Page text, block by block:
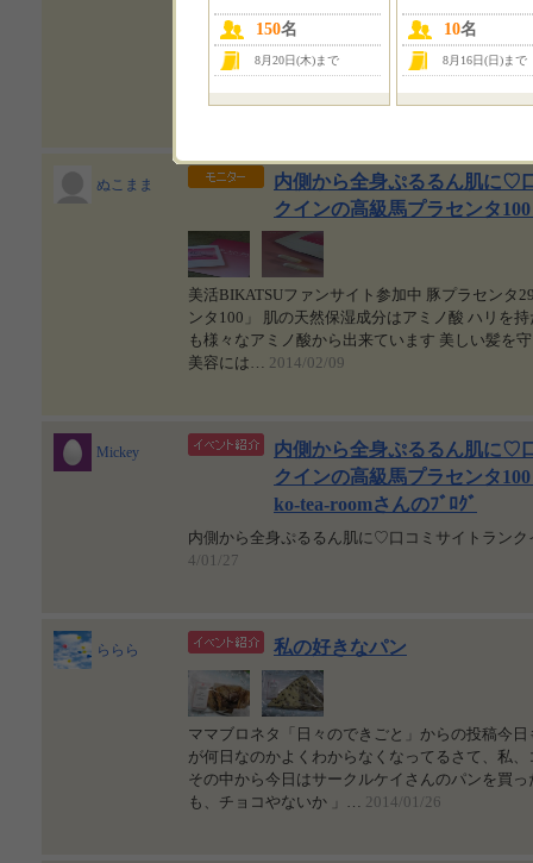
150名
8月20日(木)まで
10名
8月16日(日)まで
るライフ
身ぷるるん肌 2014年02月10日(月) 11時00分40
リ◎高品質馬プラセンタ100％サプリ♪ 内側か
ンの高級馬プラセンタ100％サプリ ★美活の高
ぬこまま
内側から全身ぷるるん肌に♡
クインの高級馬プラセンタ
美活BIKATSUファンサイト参加中 豚プラセンタ
ンタ100」 肌の天然保湿成分はアミノ酸 ハリを
も様々なアミノ酸から出来ています 美しい髪を
美容には… 2014/02/09
Mickey
内側から全身ぷるるん肌に♡
クインの高級馬プラセンタ
ko-tea-roomさんのﾌﾞﾛｸﾞ
内側から全身ぷるるん肌に♡口コミサイトラン
4/01/27
ららら 私の好きなパン
ママブロネタ「日々のできごと」からの投稿今
が何日なのかよくわからなくなってるさて、私
その中から今日はサークルケイさんのパンを買
も、チョコやないか 」… 2014/01/26